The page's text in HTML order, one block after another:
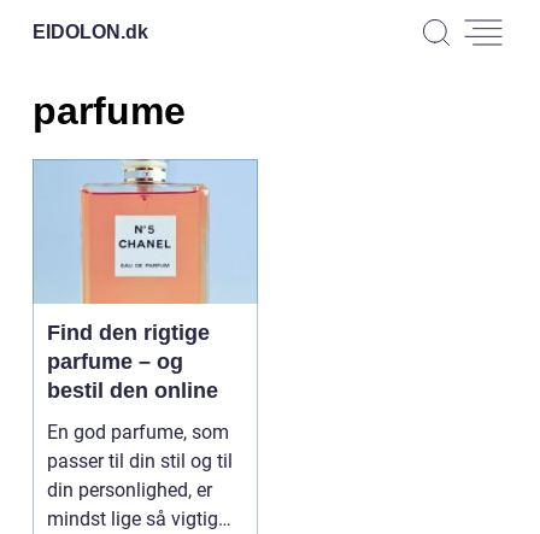
EIDOLON.dk
parfume
Find den rigtige
parfume – og
bestil den online
En god parfume, som
passer til din stil og til
din personlighed, er
mindst lige så vigtig